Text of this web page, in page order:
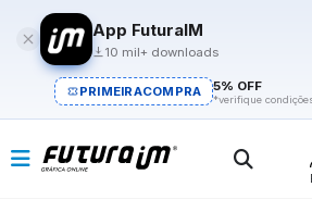
App FuturaIM
10 mil+ downloads
PRIMEIRACOMPRA 5% OFF
*verifique